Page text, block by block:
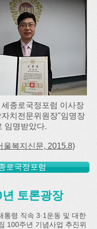
종로국정포럼 이사장
치전문위원장"임명장
임명받았다.
울복지신문, 2015.8)
로국정포럼
토론광장
통령 직속 3·1운동 및 대한
100주년 기념사업 추진위